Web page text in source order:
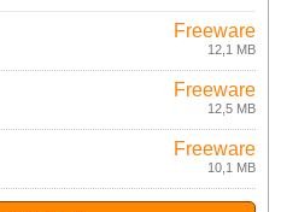
Freeware
12,1 MB
Freeware
12,5 MB
Freeware
10,1 MB